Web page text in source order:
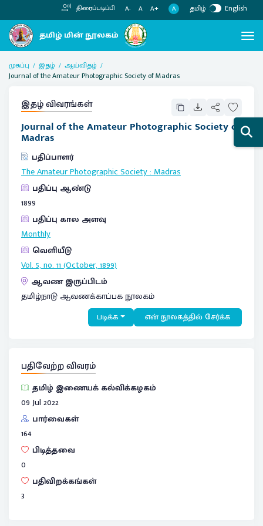
திரைப்படிப்பி A- A A+ A தமிழ் English
முகப்பு இதழ்
ஆய்விதழ்
Journal of the Amateur Photographic Society of Madras
இதழ் விவரங்கள்
Journal of the Amateur Photographic Society of
Madras
பதிப்பாளர்
The Amateur Photographic Society:Madras
பதிப்பு ஆண்டு
1899
பதிப்பு கால அளவு
Monthly
வெளியீடு
Vol. 5, no. 11 (October, 1899)
ஆவண இருப்பிடம்
தமிழ்நாடு ஆவணக்காப்பக நூலகம்
படிக்க என் நூலகத்தில் சேர்க்க
பதிவேற்ற விவரம்
தமிழ் இணையக் கல்விக்கழகம்
09 Jul 2022
பார்வைகள்
164
பிடித்தவை
0
பதிவிறக்கங்கள்
3